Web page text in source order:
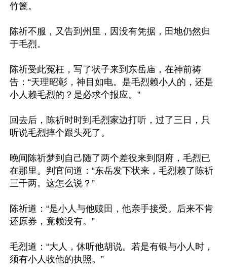
竹篦。
陈祈不服，又告到州里，因没有凭据，田地仍然归
于毛烈。
陈祈受此冤枉，写了状子来到东岳庙，在神前祷
告：“天理昭彰，神目如电。是毛烈赖小人的，还是
小人赖毛烈的？是必求个报应。”
回去后，陈祈时时到毛烈家边打听，过了三日，只
听说毛烈摔个跟头死了。
晚间陈祈梦到自己随了两个差役来到阴府，毛烈已
在那里。判官问道：“东岳发下状来，毛烈赖了陈祈
三千两。这怎么说？”
陈祈道：“是小人与他赎田，他亲手接受。后来不肯
还原券，竟赖没有。”
毛烈道：“大人，休听他胡说。若是有银与小人时，
须有小人收他的执照。”